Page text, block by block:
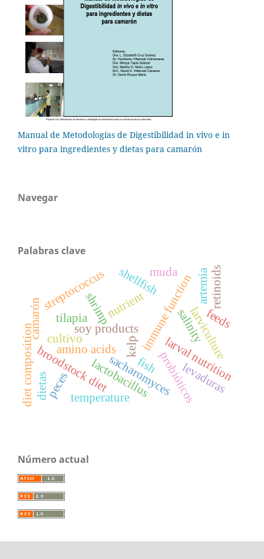
Manual de Metodologías de Digestibilidad in vivo e in
vitro para ingredientes y dietas para camarón
Navegar
Palabras clave
soy products
shrimp
amino acids
fish
nutrientimmune function
broodstock diet larval nutrition
probióticos
tilapia
streptococcus
lactobacillus
sacharomyces
larviculture
temperature
salinity
levaduras
peces
shellfish
feeds
diet composition
artemia
dietas
camarón cultivo
muda retinoids
kelp
Número actual